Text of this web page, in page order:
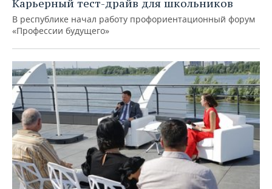
Карьерный тест-драйв для школьников
В республике начал работу профориентационный форум
«Профессии будущего»